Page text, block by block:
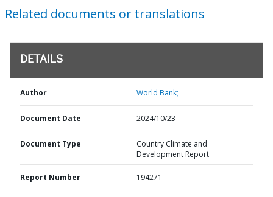
Related documents or translations
DETAILS
Author World Bank;
Document Date 2024/10/23
Document Type
Country Climate and
Development Report
Report Number 194271